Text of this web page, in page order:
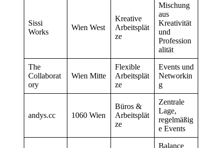
Sissi
Works
Wien West
Kreative
Arbeitsplät
ze
Mischung
aus
Kreativität
und
Profession
alität
The
Collaborat
ory
Wien Mitte
Flexible
Arbeitsplät
ze
Events und
Networkin
g
andys.cc 1060 Wien
Büros &
Arbeitsplät
ze
Zentrale
Lage,
regelmäßig
e Events
Balance